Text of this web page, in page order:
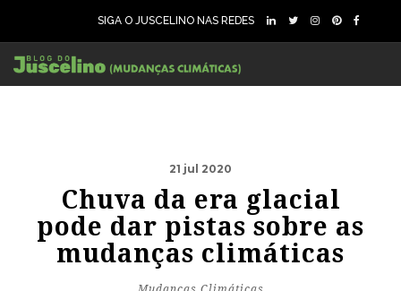
SIGA O JUSCELINO NAS REDES
21 jul 2020
Chuva da era glacial
pode dar pistas sobre as
mudanças climáticas